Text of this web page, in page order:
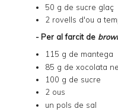
50 g de sucre glaç
2 rovells d'ou a
- Per al farcit de
115 g de mantega
85 g de xocolata
100 g de sucre
2 ous
un pols de sal